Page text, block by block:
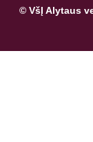
© VšĮ Alytaus